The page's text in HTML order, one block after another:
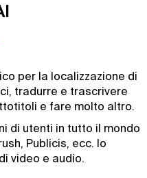
per la localizzazione di
tradurre e trascrivere
e fare molto altro.
di utenti in tutto il mondo
Publicis, ecc. lo
video e audio.